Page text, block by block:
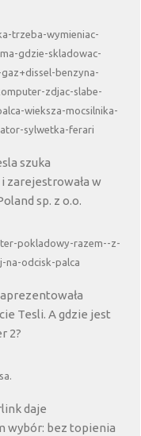
trzeba-wymieniac-
gdzie-skladowac-
benzyna-
zdjac-slabe-
wieksza-mocsilnika-
sylwetka-ferari
szuka
zarejestrowała w
sp. z o.o.
pokladowy-razem--z-
na-odcisk-palca
Tesli. A gdzie jest
2?
daje
wybór: bez topienia